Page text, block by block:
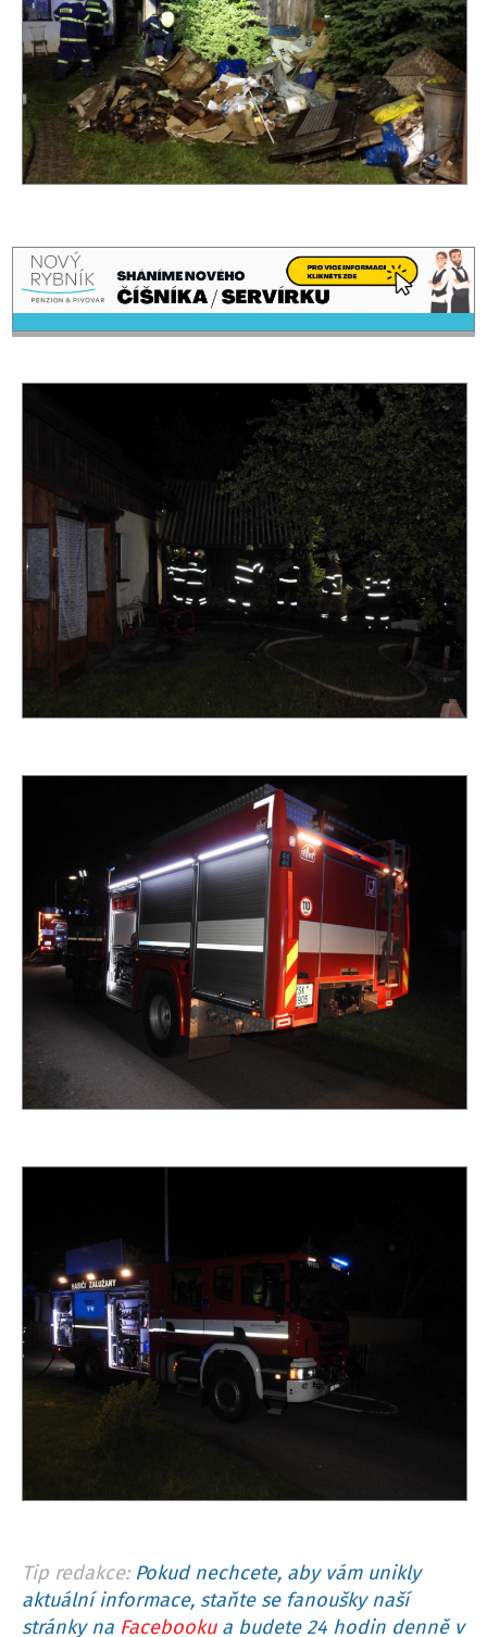
Tip redakce: Pokud nechcete, aby vám unikly
aktuální informace, staňte se fanoušky naší
stránky na Facebookua budete 24 hodin denně v